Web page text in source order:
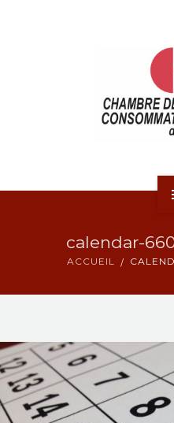
ACTUALITÉS
NOS ACTIONS
CONTACT
calendar-
ACCUEIL